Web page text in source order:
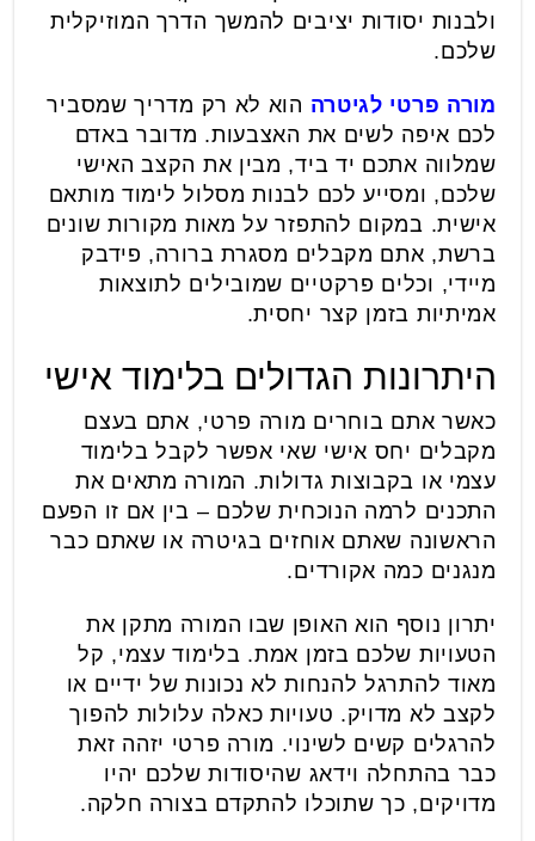
ולבנות יסודות יציבים להמשך הדרך המוזיקלית
שלכם.
מורה פרטי לגיטרה הוא לא רק מדריך שמסביר
לכם איפה לשים את האצבעות. מדובר באדם
שמלווה אתכם יד ביד, מבין את הקצב האישי
שלכם, ומסייע לכם לבנות מסלול לימוד מותאם
אישית. במקום להתפזר על מאות מקורות שונים
ברשת, אתם מקבלים מסגרת ברורה, פידבק
מיידי, וכלים פרקטיים שמובילים לתוצאות
אמיתיות בזמן קצר יחסית.
היתרונות הגדולים בלימוד אישי
כאשר אתם בוחרים מורה פרטי, אתם בעצם
מקבלים יחס אישי שאי אפשר לקבל בלימוד
עצמי או בקבוצות גדולות. המורה מתאים את
התכנים לרמה הנוכחית שלכם – בין אם זו הפעם
הראשונה שאתם אוחזים בגיטרה או שאתם כבר
מנגנים כמה אקורדים.
יתרון נוסף הוא האופן שבו המורה מתקן את
הטעויות שלכם בזמן אמת. בלימוד עצמי, קל
מאוד להתרגל להנחות לא נכונות של ידיים או
לקצב לא מדויק. טעויות כאלה עלולות להפוך
להרגלים קשים לשינוי. מורה פרטי יזהה זאת
כבר בהתחלה וידאג שהיסודות שלכם יהיו
מדויקים, כך שתוכלו להתקדם בצורה חלקה.